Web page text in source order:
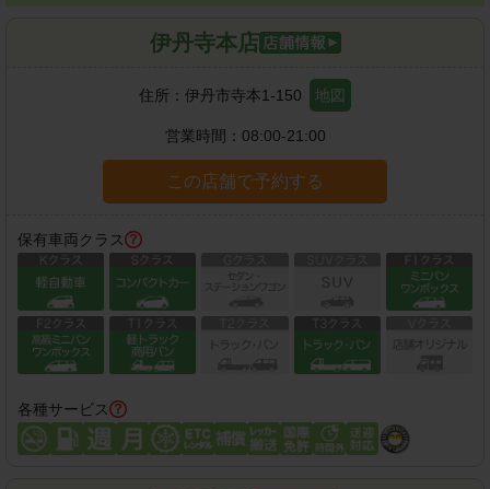
伊丹寺本店
住所： 伊丹市寺本1-150 地図
営業時間： 08:00-21:00
この店舗で予約する
保有車両クラス
各種サービス